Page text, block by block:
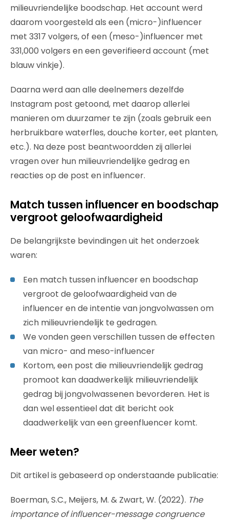
milieuvriendelijke boodschap. Het account werd
daarom voorgesteld als een (micro-)influencer
met 3317 volgers, of een (meso-)influencer met
331,000 volgers en een geverifieerd account (met
blauw vinkje).
Daarna werd aan alle deelnemers dezelfde
Instagram post getoond, met daarop allerlei
manieren om duurzamer te zijn (zoals gebruik een
herbruikbare waterfles, douche korter, eet planten,
etc.). Na deze post beantwoordden zij allerlei
vragen over hun milieuvriendelijke gedrag en
reacties op de post en influencer.
Match tussen influencer en boodschap
vergroot geloofwaardigheid
De belangrijkste bevindingen uit het onderzoek
waren:
Een match tussen influencer en boodschap
vergroot de geloofwaardigheid van de
influencer en de intentie van jongvolwassen om
zich milieuvriendelijk te gedragen.
We vonden geen verschillen tussen de effecten
van micro- and meso-influencer
Kortom, een post die milieuvriendelijk gedrag
promoot kan daadwerkelijk milieuvriendelijk
gedrag bij jongvolwassenen bevorderen. Het is
dan wel essentieel dat dit bericht ook
daadwerkelijk van een greenfluencer komt.
Meer weten?
Dit artikel is gebaseerd op onderstaande publicatie:
Boerman, S.C., Meijers, M. & Zwart, W. (2022). The
importance of influencer-message congruence